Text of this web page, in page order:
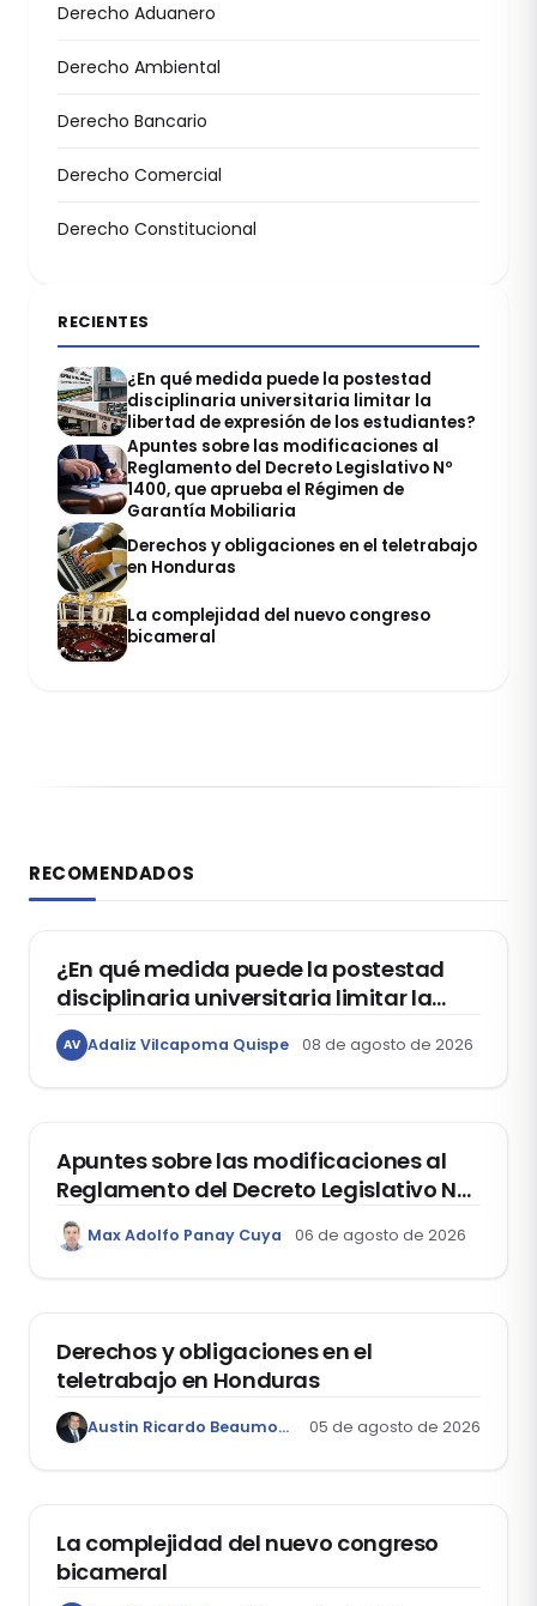
Derecho Aduanero
Derecho Ambiental
Derecho Bancario
Derecho Comercial
Derecho Constitucional
RECIENTES
¿En qué medida puede la postestad
disciplinaria universitaria limitar la
libertad de expresión de los estudiantes?
Apuntes sobre las modificaciones al
Reglamento del Decreto Legislativo Nº
1400, que aprueba el Régimen de
Garantía Mobiliaria
Derechos y obligaciones en el teletrabajo
en Honduras
La complejidad del nuevo congreso
bicameral
RECOMENDADOS
DERECHO CONSTITUCIONAL
¿En qué medida puede la postestad
disciplinaria universitaria limitar la
libertad de expresión de los
estudiantes?
AV Adaliz Vilcapoma Quispe 08 de agosto de 2026
Apuntes sobre las modificaciones al
Reglamento del Decreto Legislativo Nº
1400, que aprueba el Régimen de
Garantía Mobiliaria
Max Adolfo Panay Cuya 06 de agosto de 2026
Derechos y obligaciones en el
teletrabajo en Honduras
Austin Ricardo Beaumont Rivera 05 de agosto de 2026
La complejidad del nuevo congreso
bicameral